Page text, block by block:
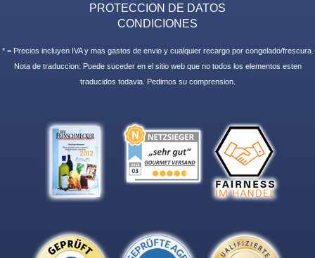
PROTECCION DE DATOS
CONDICIONES
* = Precios incluyen IVA y mas gastos de envio y cualquier recargo por congelado/frescura.
Nota de traduccion: Puede suceder en el sitio web que no todos los elementos esten
traducidos todavia. Pedimos su comprension.